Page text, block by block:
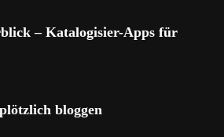
– Katalogisier-Apps für
bloggen